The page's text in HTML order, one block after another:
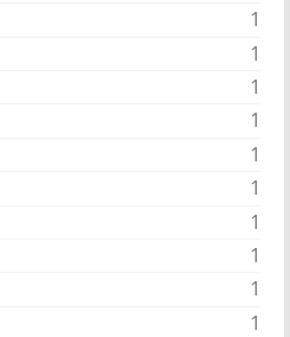
1
1
1
1
1
1
1
1
1
1